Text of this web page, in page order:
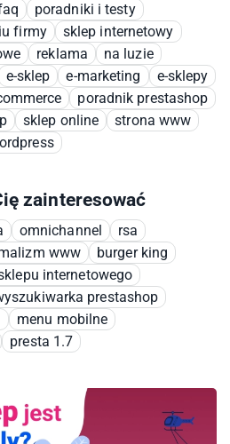
poradniki i testy
firmy
sklep internetowy
reklama
na luzie
e-sklep e-marketing
e-sklepy
poradnik prestashop
sklep online
strona www
zainteresować
omnichannel
rsa
www
burger king
internetowego
prestashop
menu mobilne
presta 1.7